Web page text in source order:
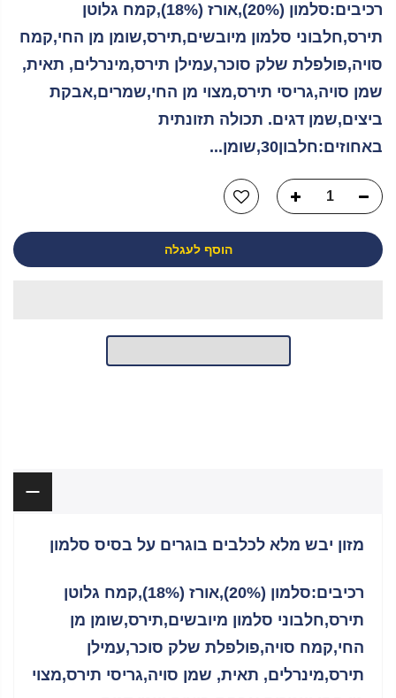
רכיבים:סלמון (20%),אורז (18%),קמח גלוטן
תירס,חלבוני סלמון מיובשים,תירס,שומן מן החי,קמח
סויה,פולפלת שלק סוכר,עמילן תירס,מינרלים, תאית,
שמן סויה,גריסי תירס,מצוי מן החי,שמרים,אבקת
ביצים,שמן דגים. תכולה תזונתית
באחוזים:חלבון30,שומן...
הוסף לעגלה
מזון יבש מלא לכלבים בוגרים על בסיס סלמון
רכיבים:סלמון (20%),אורז (18%),קמח גלוטן
תירס,חלבוני סלמון מיובשים,תירס,שומן מן
החי,קמח סויה,פולפלת שלק סוכר,עמילן
תירס,מינרלים, תאית, שמן סויה,גריסי תירס,מצוי